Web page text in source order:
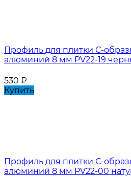
Профиль для плитки С-
алюминий 8 мм PV22-19
530 ₽
Купить
Профиль для плитки С-
алюминий 8 мм PV22-00